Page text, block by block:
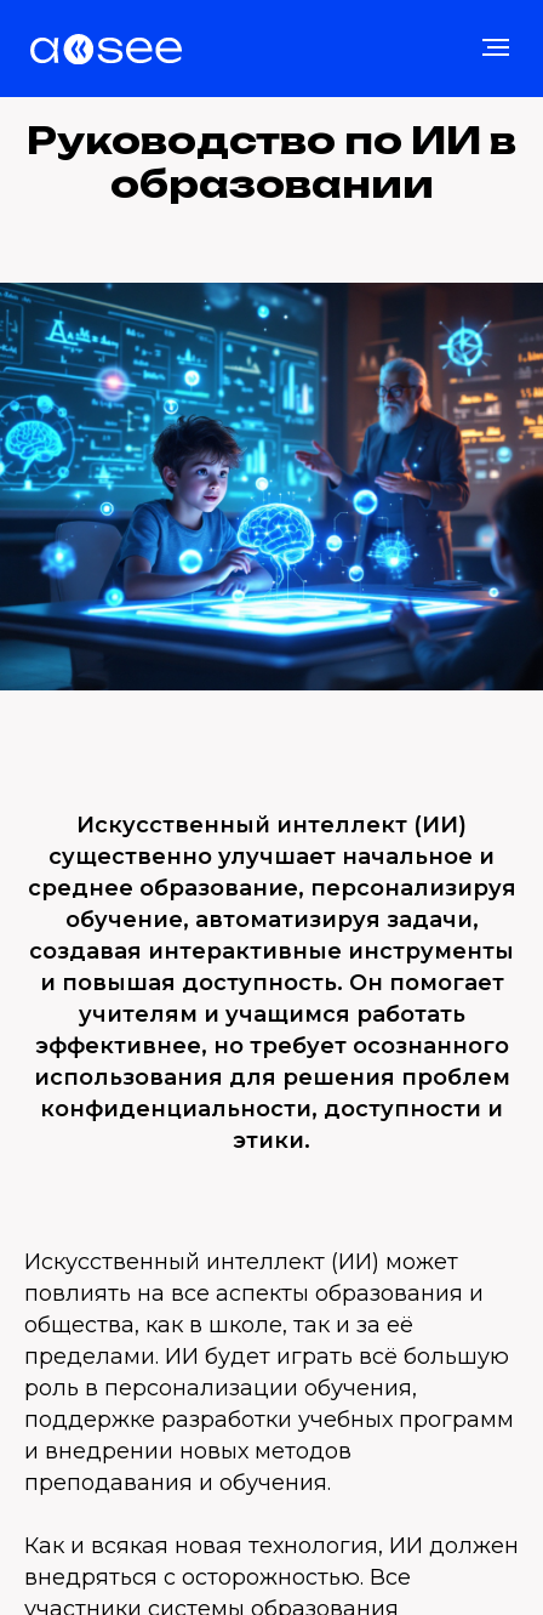
Руководство по ИИ в
образовании
Искусственный интеллект (ИИ)
существенно улучшает начальное и
среднее образование, персонализируя
обучение, автоматизируя задачи,
создавая интерактивные инструменты
и повышая доступность. Он помогает
учителям и учащимся работать
эффективнее, но требует осознанного
использования для решения проблем
конфиденциальности, доступности и
этики.
Искусственный интеллект (ИИ) может
повлиять на все аспекты образования и
общества, как в школе, так и за её
пределами. ИИ будет играть всё большую
роль в персонализации обучения,
поддержке разработки учебных программ
и внедрении новых методов
преподавания и обучения.
Как и всякая новая технология, ИИ должен
внедряться с осторожностью. Все
участники системы образования